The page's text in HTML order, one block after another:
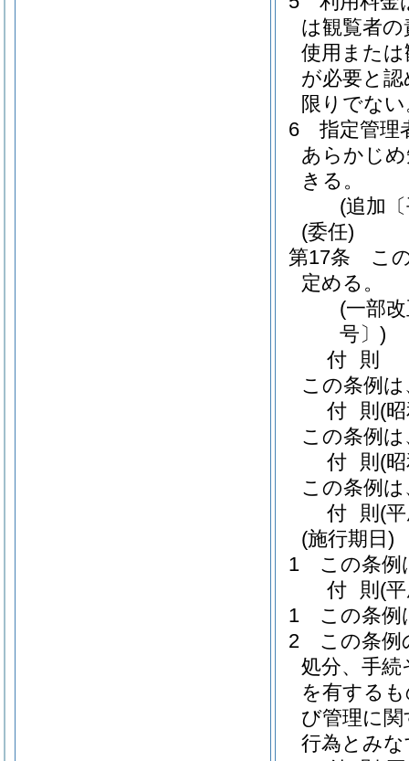
は観覧者
使用また
が必要と
限りでな
6
指定管理
あらかじ
きる。
(追加
(委任)
第17条
こ
定める。
(一部
号〕)
付 則
この条例
付 則 (
この条例
付 則 (
この条例
付 則 (
(施行期日)
1
この条例
付 則 (
1
この条例
2
この条例
処分、手
を有する
び管理に
行為とみな